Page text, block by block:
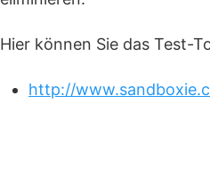
Hier können Sie das Test-
http://